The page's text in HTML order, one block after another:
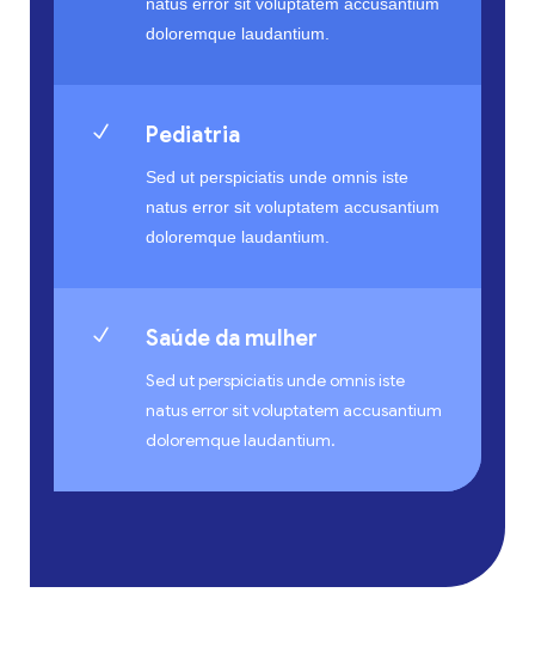
doloremque laudantium.
N Pediatria
Sed ut perspiciatis unde omnis iste
natus error sit voluptatem accusantium
doloremque laudantium.
N Saúde da mulher
Sed ut perspiciatis unde omnis iste
natus error sit voluptatem accusantium
doloremque laudantium.